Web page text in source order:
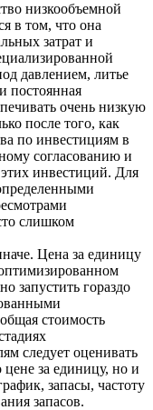
низкообъемной
в том, что она
затрат и
давлением, литье
постоянная
очень низкую
после того, как
по инвестициям в
согласованию и
инвестиций. Для
слишком
Цена за единицу
запустить гораздо
стоимость
следует оценивать
за единицу, но и
запасы, частоту
запасов.